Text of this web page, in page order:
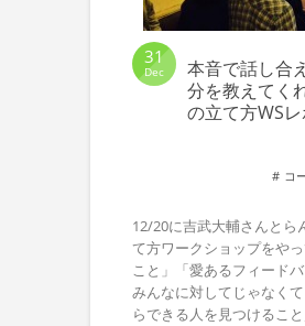
31
Dec
本音で話し合
分を教えてく
の立て方WSレ
コ
12/20に吉武大輔さんと
て方ワークショップをや
こと」「愛あるフィード
みんなに対してじゃなく
らできる人を見つけるこ